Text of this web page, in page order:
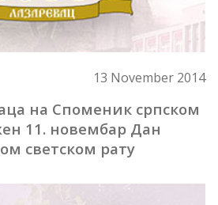
13 November 2014
на Споменик српском
11. новембар Дан
светском рату